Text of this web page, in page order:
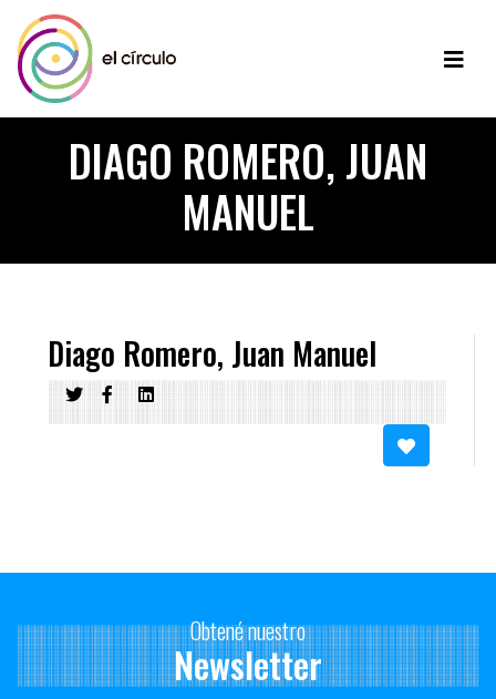
DIAGO ROMERO, JUAN
MANUEL
Diago Romero, Juan Manuel
Obtené nuestro
Newsletter